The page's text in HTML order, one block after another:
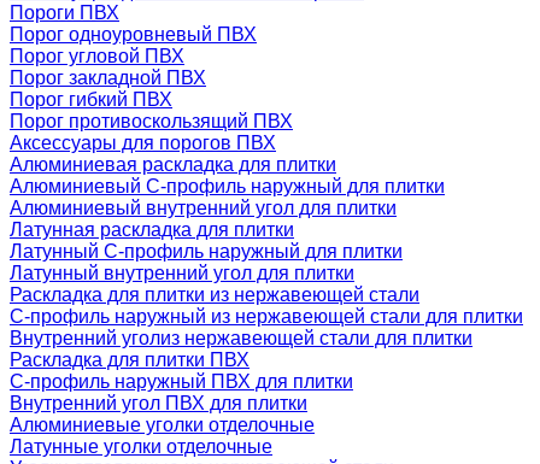
Пороги ПВХ
Порог одноуровневый ПВХ
Порог угловой ПВХ
Порог закладной ПВХ
Порог гибкий ПВХ
Порог противоскользящий ПВХ
Аксессуары для порогов ПВХ
Алюминиевая раскладка для плитки
Алюминиевый С-профиль наружный для плитки
Алюминиевый внутренний угол для плитки
Латунная раскладка для плитки
Латунный С-профиль наружный для плитки
Латунный внутренний угол для плитки
Раскладка для плитки из нержавеющей стали
С-профиль наружный из нержавеющей стали для плитки
Внутренний уголиз нержавеющей стали для плитки
Раскладка для плитки ПВХ
С-профиль наружный ПВХ для плитки
Внутренний угол ПВХ для плитки
Алюминиевые уголки отделочные
Латунные уголки отделочные